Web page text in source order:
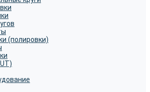
(полировки)